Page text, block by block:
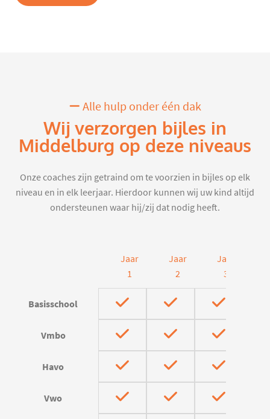
Alle hulp onder één dak
Wij verzorgen bijles in
Middelburg op deze niveaus
Onze coaches zijn getraind om te voorzien in bijles op elk
niveau en in elk leerjaar. Hierdoor kunnen wij uw kind altijd
ondersteunen waar hij/zij dat nodig heeft.
Jaar
1
Jaar
2
Jaar
3
Basisschool
Vmbo
Havo
Vwo